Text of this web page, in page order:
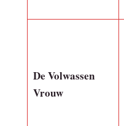
De Volwassen
Vrouw